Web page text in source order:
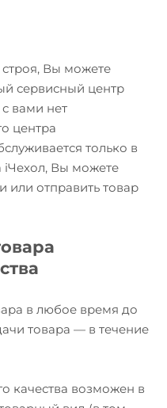
строя, Вы можете
сервисный центр
вами нет
центра
только в
iЧехол, Вы можете
или отправить товар
в любое время до
товара — в течение
качества возможен в